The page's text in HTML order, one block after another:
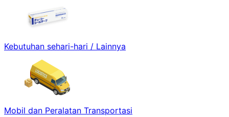
Kebutuhan sehari-hari / Lainnya
Mobil dan Peralatan Transportasi